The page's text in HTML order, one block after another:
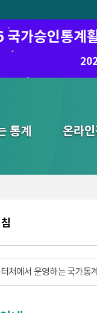
가승인통계
통계 온라
처에서 운영하는 국가통